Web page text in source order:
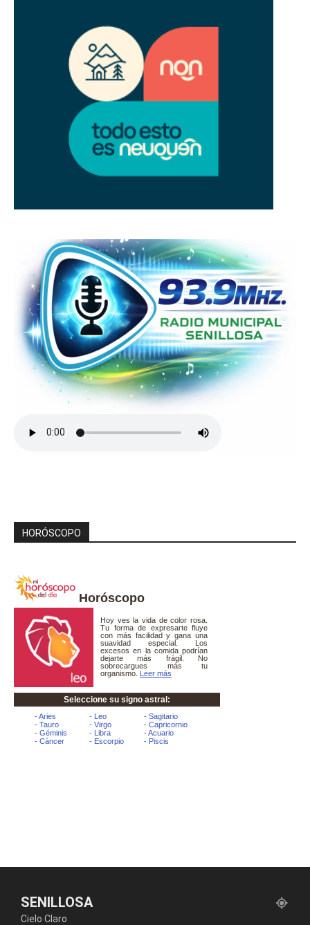
HORÓSCOPO
Horóscopo
SENILLOSA
Cielo Claro